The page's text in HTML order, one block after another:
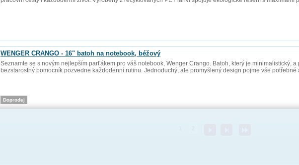
WENGER CRANGO - 16" batoh na notebook, béžový
Seznamte se s novým nejlepším parťákem pro váš notebook, Wenger Crango. Batoh, který je minimalistický, a
bezstarostný pomocník pozvedne každodenní rutinu. Jednoduchý, ale promyšlený design pojme vše potřebné
Doprodej